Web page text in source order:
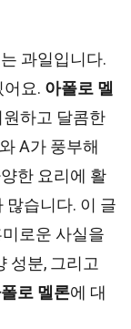
과일입니다.
요. 아폴로 멜
하고 달콤한
A가 풍부해
한 요리에 활
많습니다. 이 글
로운 사실을
성분, 그리고
로 멜론에 대